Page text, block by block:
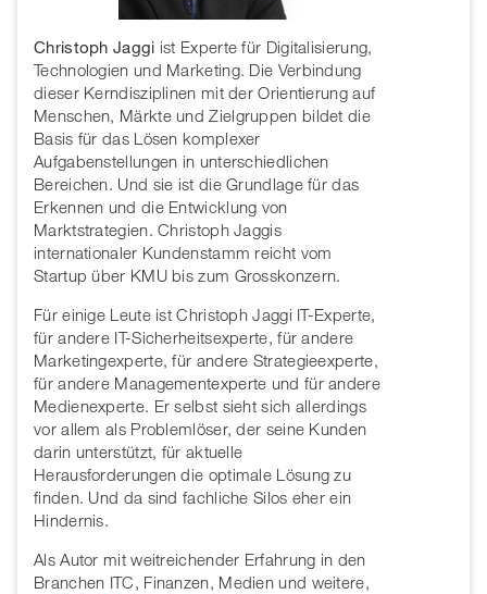
Christoph Jaggi ist Experte für Digitalisierung,
Technologien und Marketing. Die Verbindung
dieser Kerndisziplinen mit der Orientierung auf
Menschen, Märkte und Zielgruppen bildet die
Basis für das Lösen komplexer
Aufgabenstellungen in unterschiedlichen
Bereichen. Und sie ist die Grundlage für das
Erkennen und die Entwicklung von
Marktstrategien. Christoph Jaggis
internationaler Kundenstamm reicht vom
Startup über KMU bis zum Grosskonzern.
Für einige Leute ist Christoph Jaggi IT-Experte,
für andere IT-Sicherheitsexperte, für andere
Marketingexperte, für andere Strategieexperte,
für andere Managementexperte und für andere
Medienexperte. Er selbst sieht sich allerdings
vor allem als Problemlöser, der seine Kunden
darin unterstützt, für aktuelle
Herausforderungen die optimale Lösung zu
finden. Und da sind fachliche Silos eher ein
Hindernis.
Als Autor mit weitreichender Erfahrung in den
Branchen ITC, Finanzen, Medien und weitere,